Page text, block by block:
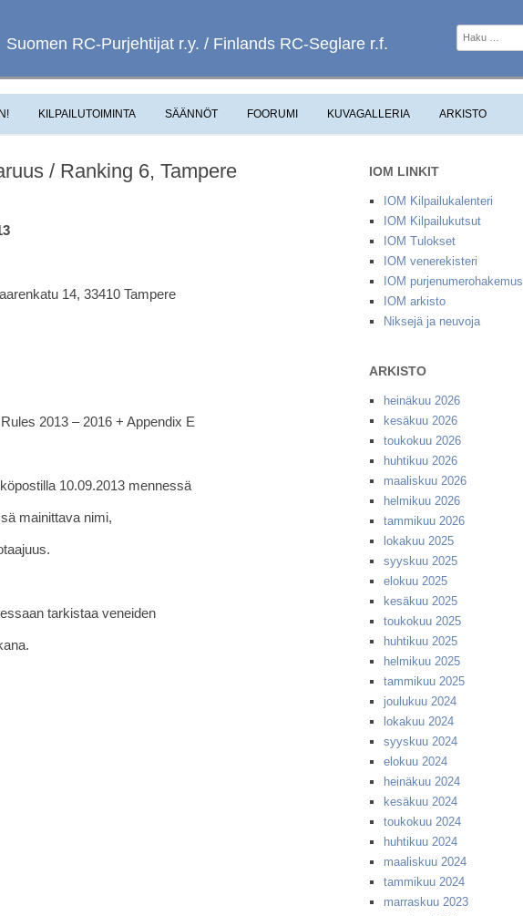
Suomen RC-Purjehtijat r.y. / Finlands RC-Seglare r.f.
Haku:
KILPAILUTOIMINTA SÄÄNNÖT FOORUMI KUVAGALLERIA ARKISTO
/ Ranking 6, Tampere
14, 33410 Tampere
2013 – 2016 + Appendix E
10.09.2013 mennessä
mainittava nimi,
tarkistaa veneiden
IOM LINKIT
IOM Kilpailukalenteri
IOM Kilpailukutsut
IOM Tulokset
IOM venerekisteri
IOM purjenumerohakemus
IOM arkisto
Niksejä ja neuvoja
ARKISTO
heinäkuu 2026
kesäkuu 2026
toukokuu 2026
huhtikuu 2026
maaliskuu 2026
helmikuu 2026
tammikuu 2026
lokakuu 2025
syyskuu 2025
elokuu 2025
kesäkuu 2025
toukokuu 2025
huhtikuu 2025
helmikuu 2025
tammikuu 2025
joulukuu 2024
lokakuu 2024
syyskuu 2024
elokuu 2024
heinäkuu 2024
kesäkuu 2024
toukokuu 2024
huhtikuu 2024
maaliskuu 2024
tammikuu 2024
marraskuu 2023